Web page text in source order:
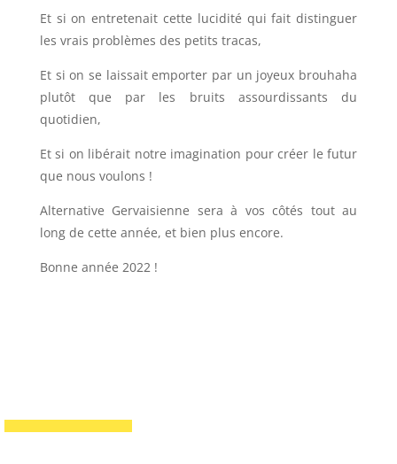
Et si on entretenait cette lucidité qui fait distinguer
les vrais problèmes des petits tracas,
Et si on se laissait emporter par un joyeux brouhaha
plutôt que par les bruits assourdissants du
quotidien,
Et si on libérait notre imagination pour créer le futur
que nous voulons !
Alternative Gervaisienne sera à vos côtés tout au
long de cette année, et bien plus encore.
Bonne année 2022 !